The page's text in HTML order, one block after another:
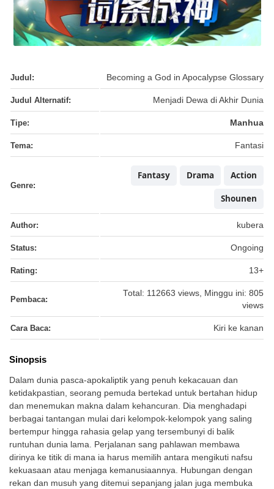
Judul: Becoming a God in Apocalypse Glossary
Judul Alternatif: Menjadi Dewa di Akhir Dunia
Tipe: Manhua
Tema: Fantasi
Genre:
Action
Drama
Fantasy
Shounen
Author: kubera
Status: Ongoing
Rating: 13+
Pembaca:
Total: 112663 views, Minggu ini: 805
views
Cara Baca: Kiri ke kanan
Sinopsis
Dalam dunia pasca-apokaliptik yang penuh kekacauan dan
ketidakpastian, seorang pemuda bertekad untuk bertahan hidup
dan menemukan makna dalam kehancuran. Dia menghadapi
berbagai tantangan mulai dari kelompok-kelompok yang saling
bertempur hingga rahasia gelap yang tersembunyi di balik
runtuhan dunia lama. Perjalanan sang pahlawan membawa
dirinya ke titik di mana ia harus memilih antara mengikuti nafsu
kekuasaan atau menjaga kemanusiaannya. Hubungan dengan
rekan dan musuh yang ditemui sepanjang jalan juga membuka